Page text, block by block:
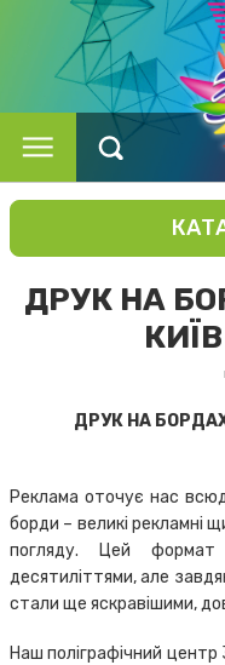
ДРУК НА
ДРУК НА БОРДАХ
Реклама оточує нас
борди – великі рекламні
погляду. Цей формат
десятиліттями, але
стали ще яскравішими,
Наш поліграфічний